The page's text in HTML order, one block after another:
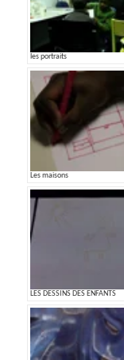
les portraits
Les maisons
LES DESSINS DES ENFANTS